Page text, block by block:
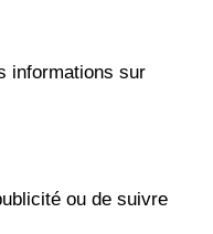
informations sur
ou de suivre